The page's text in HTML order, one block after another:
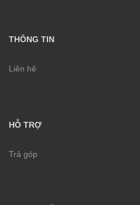
THÔNG TIN
Liên hệ
HỖ TRỢ
Trả góp